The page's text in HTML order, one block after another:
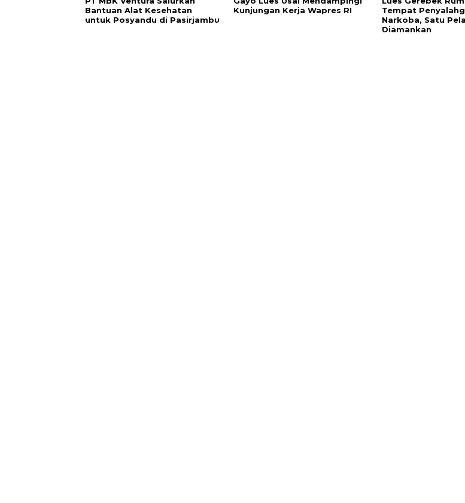
Bantuan Alat Kesehatan
untuk Posyandu di Pasirjambu
Kunjungan Kerja Wapres RI
Tempat
Narkoba, Satu
Diamankan